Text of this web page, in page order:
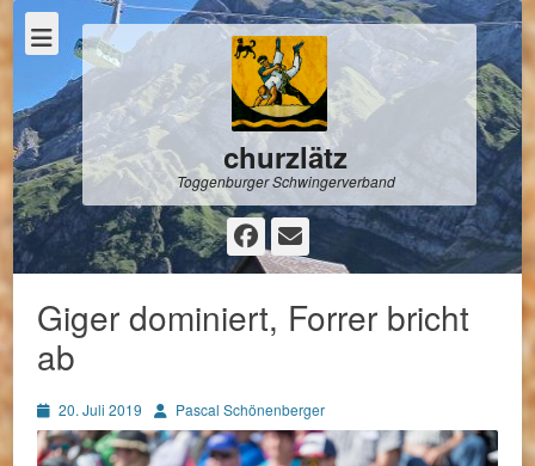
churzlätz
Toggenburger Schwingerverband
Facebook
E-
Mail
Giger dominiert, Forrer bricht
ab
Posted
on
20. Juli 2019 AutorPascal Schönenberger